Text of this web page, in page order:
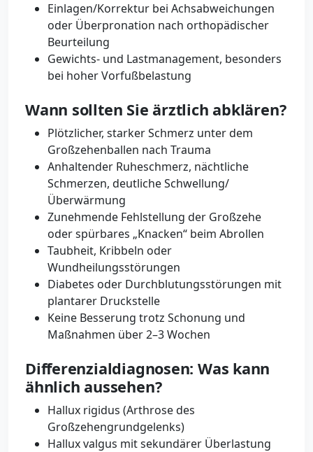
Einlagen/Korrektur bei Achsabweichungen
oder Überpronation nach orthopädischer
Beurteilung
Gewichts- und Lastmanagement, besonders
bei hoher Vorfußbelastung
Wann sollten Sie ärztlich abklären?
Plötzlicher, starker Schmerz unter dem
Großzehenballen nach Trauma
Anhaltender Ruheschmerz, nächtliche
Schmerzen, deutliche Schwellung/
Überwärmung
Zunehmende Fehlstellung der Großzehe
oder spürbares „Knacken“ beim Abrollen
Taubheit, Kribbeln oder
Wundheilungsstörungen
Diabetes oder Durchblutungsstörungen mit
plantarer Druckstelle
Keine Besserung trotz Schonung und
Maßnahmen über 2–3 Wochen
Differenzialdiagnosen: Was kann
ähnlich aussehen?
Hallux rigidus (Arthrose des
Großzehengrundgelenks)
Hallux valgus mit sekundärer Überlastung